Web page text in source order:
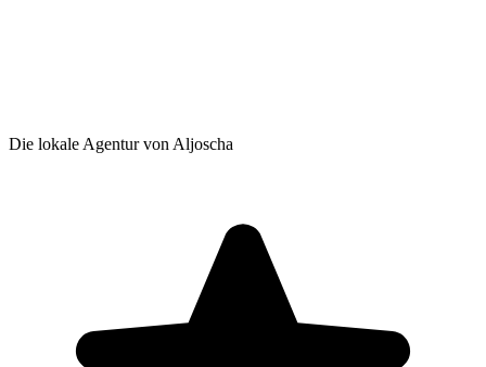
Die lokale Agentur von Aljoscha